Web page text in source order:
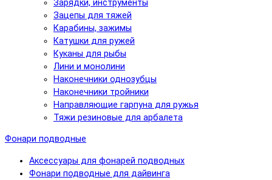
Зарядки, инструменты
Зацепы для тяжей
Карабины, зажимы
Катушки для ружей
Куканы для рыбы
Лини и монолини
Наконечники однозубцы
Наконечники тройники
Направляющие гарпуна для ружья
Тяжи резиновые для арбалета
Фонари подводные
Аксессуары для фонарей подводных
Фонари подводные для дайвинга